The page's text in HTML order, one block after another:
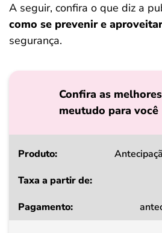
A seguir, confira o que diz a
como se prevenir e
segurança.
Confira as
meutudo para você
Produto
a